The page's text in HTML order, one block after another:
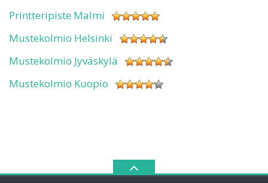
Printteripiste Malmi
Mustekolmio Helsinki
Mustekolmio Jyväskylä
Mustekolmio Kuopio